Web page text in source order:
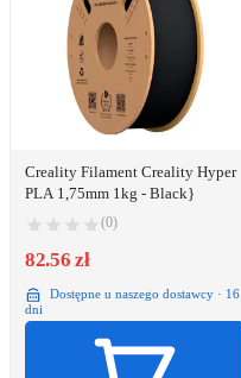
Creality Filament Creality Hyper
PLA 1,75mm 1kg - Black}
(0)
82.56 zł
Dostępne u naszego dostawcy · 16
dni